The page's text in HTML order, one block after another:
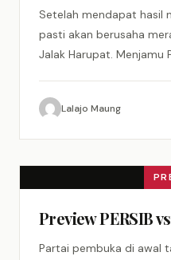
Setelah mendapat hasil
pasti akan berusaha
Jalak Harupat. Menjamu
Lalajo Maung
Preview PERSIB
Partai pembuka di awal